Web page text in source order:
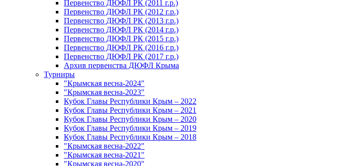
Первенство ДЮФЛ РК (2011 г.р.)
Первенство ДЮФЛ РК (2012 г.р.)
Первенство ДЮФЛ РК (2013 г.р.)
Первенство ДЮФЛ РК (2014 г.р.)
Первенство ДЮФЛ РК (2015 г.р.)
Первенство ДЮФЛ РК (2016 г.р.)
Первенство ДЮФЛ РК (2017 г.р.)
Архив первенства ДЮФЛ Крыма
Турниры
"Крымская весна-2024"
"Крымская весна-2023"
Кубок Главы Республики Крым – 2022
Кубок Главы Республики Крым – 2021
Кубок Главы Республики Крым – 2020
Кубок Главы Республики Крым – 2019
Кубок Главы Республики Крым – 2018
"Крымская весна-2022"
"Крымская весна-2021"
"Крымская весна-2020"